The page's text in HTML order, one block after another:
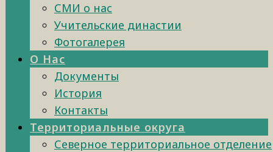
СМИ о нас
Учительские династии
Фотогалерея
О Нас
Документы
История
Контакты
Территориальные округа
Северное территориальное отделение